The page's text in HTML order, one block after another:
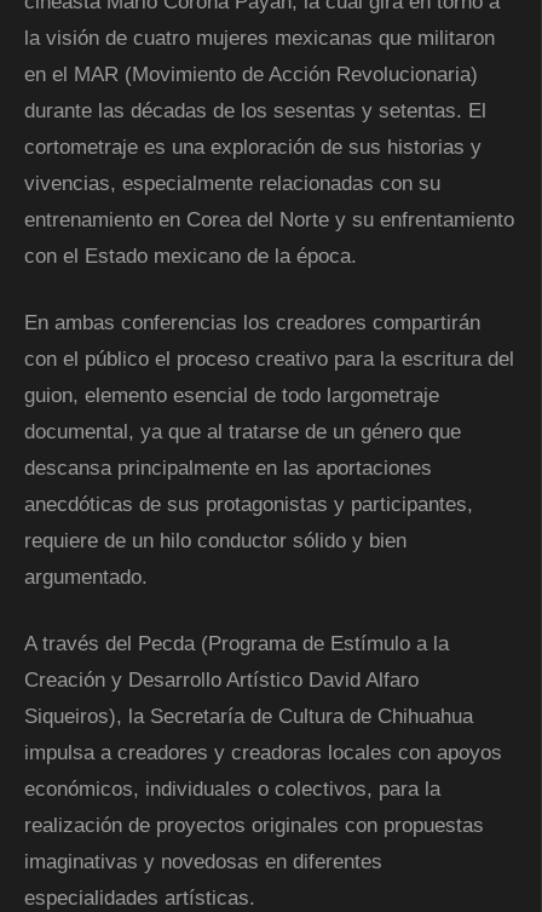
la visión de cuatro mujeres mexicanas que militaron
en el MAR (Movimiento de Acción Revolucionaria)
durante las décadas de los sesentas y setentas. El
cortometraje es una exploración de sus historias y
vivencias, especialmente relacionadas con su
entrenamiento en Corea del Norte y su enfrentamiento
con el Estado mexicano de la época.
En ambas conferencias los creadores compartirán
con el público el proceso creativo para la escritura del
guion, elemento esencial de todo largometraje
documental, ya que al tratarse de un género que
descansa principalmente en las aportaciones
anecdóticas de sus protagonistas y participantes,
requiere de un hilo conductor sólido y bien
argumentado.
A través del Pecda (Programa de Estímulo a la
Creación y Desarrollo Artístico David Alfaro
Siqueiros), la Secretaría de Cultura de Chihuahua
impulsa a creadores y creadoras locales con apoyos
económicos, individuales o colectivos, para la
realización de proyectos originales con propuestas
imaginativas y novedosas en diferentes
especialidades artísticas.